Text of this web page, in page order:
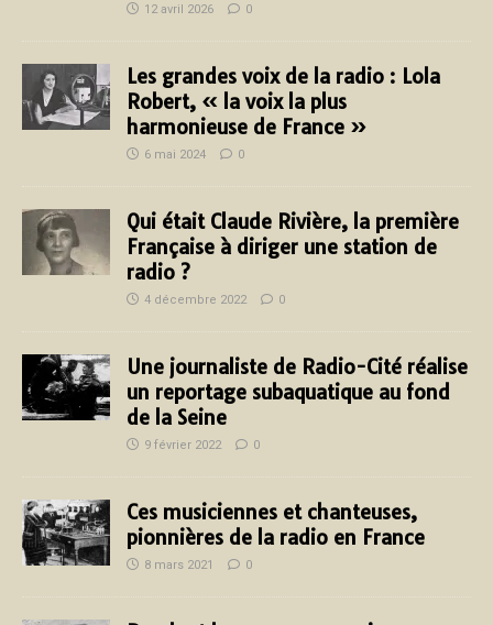
12 avril 2026 0
Les grandes voix de la radio : Lola
Robert, « la voix la plus
harmonieuse de France »
6 mai 2024 0
Qui était Claude Rivière, la première
Française à diriger une station de
radio ?
4 décembre 2022 0
Une journaliste de Radio-Cité réalise
un reportage subaquatique au fond
de la Seine
9 février 2022 0
Ces musiciennes et chanteuses,
pionnières de la radio en France
8 mars 2021 0